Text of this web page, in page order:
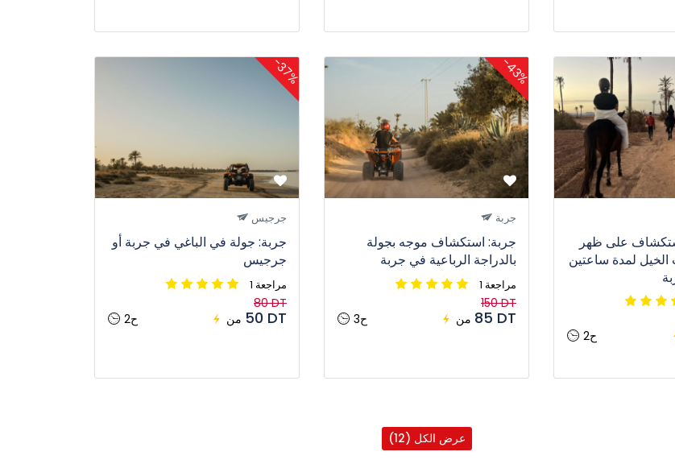
-37%
جرجيس
جربة: جولة في الباغي في جربة أو
جرجيس
1 مراجعة
2ح من
80 DT
50 DT
-43%
جربة
جربة: استكشاف موجه بجولة
بالدراجة الرباعية في جربة
1 مراجعة
3ح من
150 DT
85 DT
على ظهر
لمدة ساعتين
2ح
عرض الكل (12)